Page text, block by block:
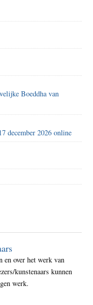
Boeddha van
december 2026 online
en over het werk van
kunstenaars kunnen
werk.